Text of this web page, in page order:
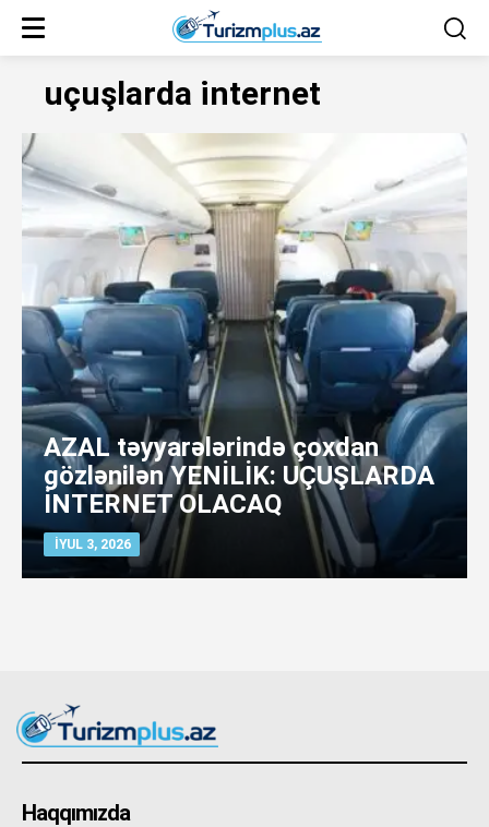
uçuşlarda internet
AZAL təyyarələrində çoxdan
gözlənilən YENİLİK: UÇUŞLARDA
İNTERNET OLACAQ
İYUL 3, 2026
Haqqımızda